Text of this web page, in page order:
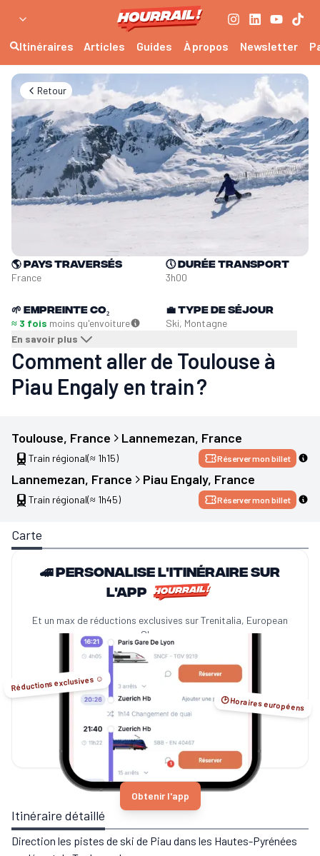
Itinéraires Articles Guides À propos Newsletter
Retour
🌎Pays traversés
France
🕔Durée transport
3h00
🌱 Empreinte CO₂
≈ 3 fois moins qu'envoiture
En savoir plus
💼Type de séjour
Ski, Montagne
Comment aller de Toulouse à
Piau Engaly en train ?
Toulouse, France Lannemezan, France
Train régional(≈ 1h15) Réserver mon billet
Lannemezan, France Piau Engaly, France
Train régional(≈ 1h45) Réserver mon billet
Carte
🚄 Personalise l'itinéraire sur
l'app
Et un max de réductions exclusives sur Trenitalia, European
Sleeper...
Réductions exclusives ☺️
🕑 Horaires européens
Obtenir l'app
Itinéraire détaillé
Direction les pistes de ski de Piau dans les Hautes-Pyrénées